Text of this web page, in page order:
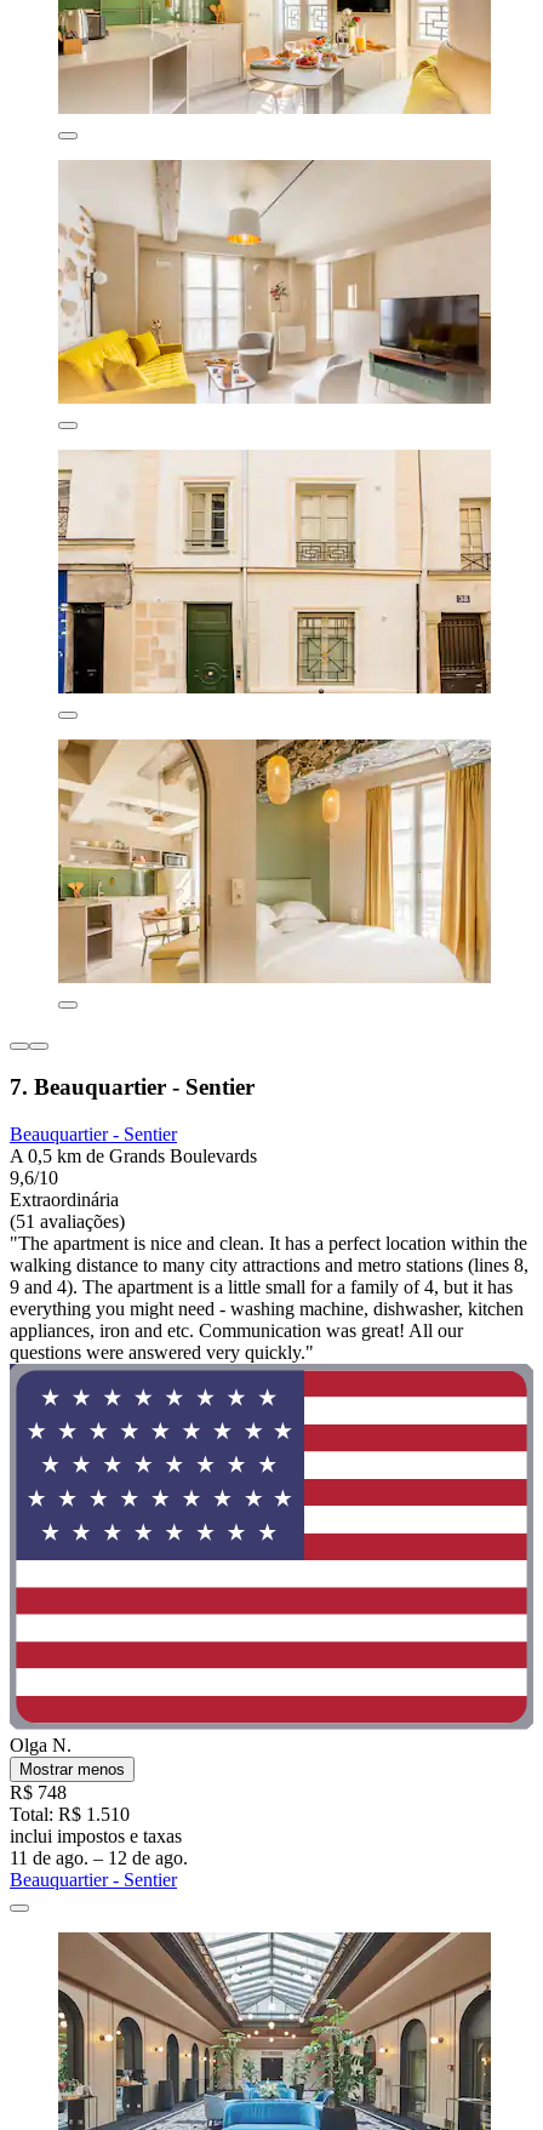
7. Beauquartier - Sentier
Beauquartier - Sentier
A 0,5 km de Grands Boulevards
9,6/10
Extraordinária
(51 avaliações)
"The apartment is nice and clean. It has a perfect location within the
walking distance to many city attractions and metro stations (lines 8,
9 and 4). The apartment is a little small for a family of 4, but it has
everything you might need - washing machine, dishwasher, kitchen
appliances, iron and etc. Communication was great! All our
questions were answered very quickly."
Olga N.
Mostrar menos
R$ 748
Total: R$ 1.510
inclui impostos e taxas
11 de ago. – 12 de ago.
Beauquartier - Sentier